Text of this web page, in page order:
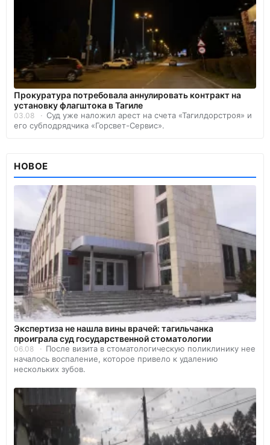
Прокуратура потребовала аннулировать контракт на
установку флагштока в Тагиле
03.08
Суд уже наложил арест на счета «Тагилдорстроя» и
его субподрядчика «Горсвет-Сервис».
НОВОЕ
Экспертиза не нашла вины врачей: тагильчанка
проиграла суд государственной стоматологии
06.08
После визита в стоматологическую поликлинику нее
началось воспаление, которое привело к удалению
нескольких зубов.